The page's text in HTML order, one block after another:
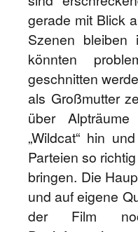
gerade mit Blick
Szenen
könnten
geschnitten
als Großmutter
über
„Wildcat“ hin
Parteien so
bringen. Die
und auf eigene
der Film